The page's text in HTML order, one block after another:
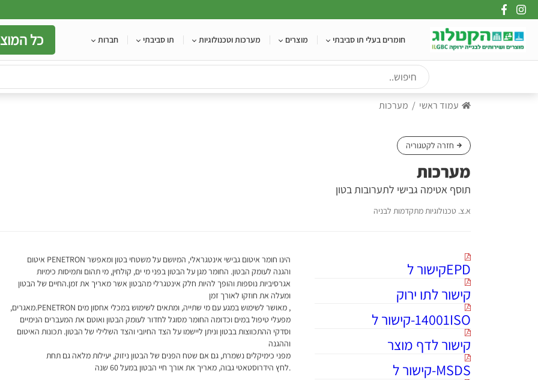
Skip
to
content
חומרים בעלי תו סביבתי מוצרים מערכות וטכנולוגיות תו סביבתי חברות כל
עמוד ראשי מערכות
חזרה לקטגוריה
מערכות
תוסף אטימה גבישי לתערובות בטון
א.צ. טכנולוגיות מתקדמות לבניה
EPDקישור ל
קישור לתו ירוק
14001ISO-קישור ל
קישור לדף מוצר
MSDS-קישור ל
הינו חומר איטום גבישי אינטגראלי, המיושם על משטחי בטון ומאפשר PENETRON איטום
והגנה לעומק הבטון. החומר מגן על הבטון בפני מי ים, קולחין, מי תהום ותמיסות כימיות
אגרסיביות נוספות והופך להיות חלק אינטגרלי מהבטון אשר מאריך את זמן.החיים של הבטון
ומעלה את חוזקו לאורך זמן
, מאושר לשימוש במגע עם מי שתייה, ומתאים לשימוש במכלי אחסון מים PENETRON.מאגרים,
מפעלי טיפול במים וכדומה החומר מסוגל לחדור לעומק הבטון ואוטם את המעברים הנימיים
וסדקי ההתכווצות בבטון וניתן ליישמו על הצד החיובי והצד השלילי של הבטון. תכונות האיטום
וההגנה
מפני כימיקלים נשמרת, גם אם שטח הפנים של הבטון ניזוק, יעילות מלאה גם תחת
.לחץ הידרוסטאטי גבוה, מאריך את אורך חיי הבטון במעל 60 שנה